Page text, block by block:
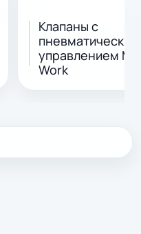
Клапаны с
пневматическим
управлением
Work